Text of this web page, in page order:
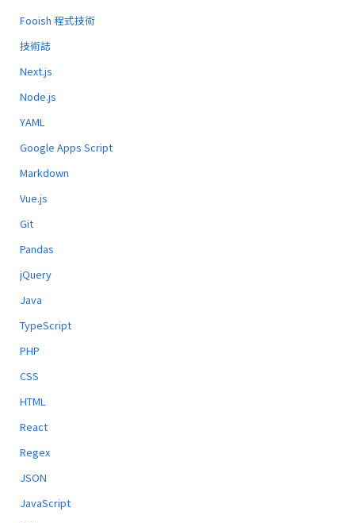
Fooish 程式技術
技術誌
Next.js
Node.js
YAML
Google Apps Script
Markdown
Vue.js
Git
Pandas
jQuery
Java
TypeScript
PHP
CSS
HTML
React
Regex
JSON
JavaScript